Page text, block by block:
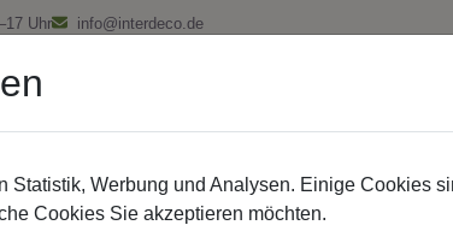
Uhr info@interdeco.de
Plissee Pflegen
Statistik, Werbung und Analysen. Einige Cookies
Cookies Sie akzeptieren möchten.